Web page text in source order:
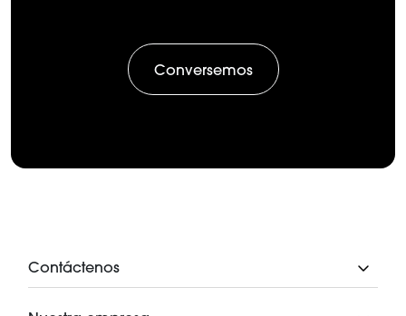
Conversemos
Contáctenos